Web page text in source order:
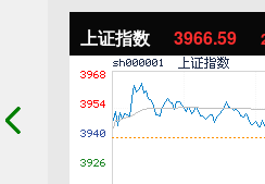
上证指数 3966.59